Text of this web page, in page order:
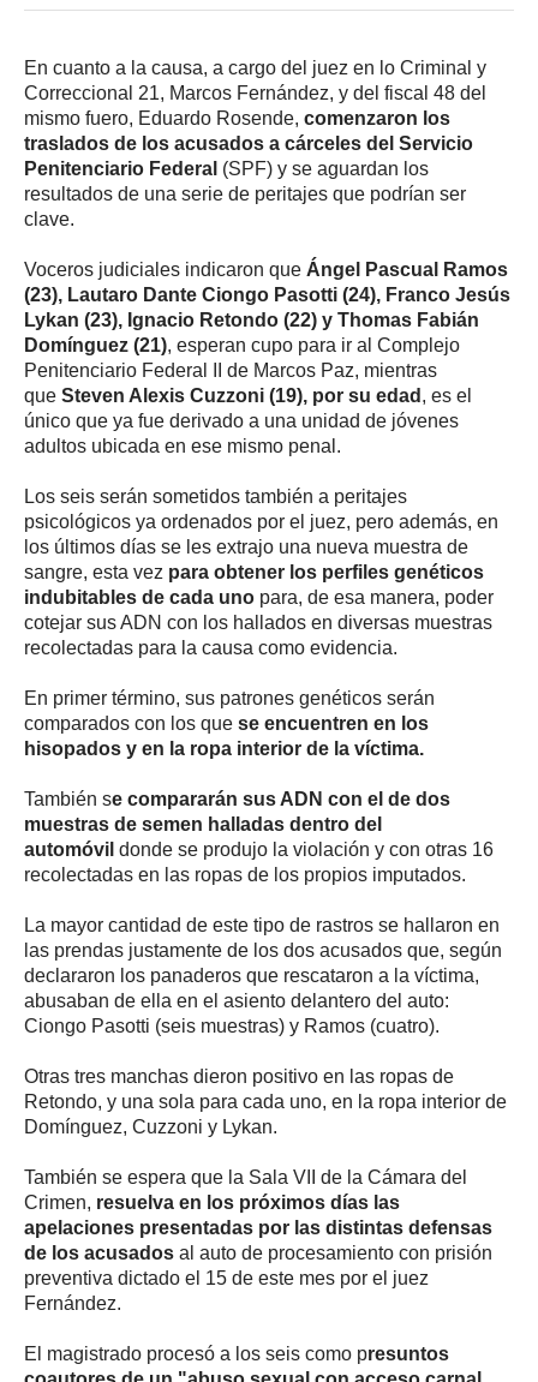
En cuanto a la causa, a cargo del juez en lo Criminal y
Correccional 21, Marcos Fernández, y del fiscal 48 del
mismo fuero, Eduardo Rosende, comenzaron los
traslados de los acusados a cárceles del Servicio
Penitenciario Federal (SPF) y se aguardan los
resultados de una serie de peritajes que podrían ser
clave.
Voceros judiciales indicaron que Ángel Pascual Ramos
(23), Lautaro Dante Ciongo Pasotti (24), Franco Jesús
Lykan (23), Ignacio Retondo (22) y Thomas Fabián
Domínguez (21), esperan cupo para ir al Complejo
Penitenciario Federal II de Marcos Paz, mientras
que Steven Alexis Cuzzoni (19), por su edad , es el
único que ya fue derivado a una unidad de jóvenes
adultos ubicada en ese mismo penal.
Los seis serán sometidos también a peritajes
psicológicos ya ordenados por el juez, pero además, en
los últimos días se les extrajo una nueva muestra de
sangre, esta vez para obtener los perfiles genéticos
indubitables de cada uno para, de esa manera, poder
cotejar sus ADN con los hallados en diversas muestras
recolectadas para la causa como evidencia.
En primer término, sus patrones genéticos serán
comparados con los que se encuentren en los
hisopados y en la ropa interior de la víctima.
También se compararán sus ADN con el de dos
muestras de semen halladas dentro del
automóvil donde se produjo la violación y con otras 16
recolectadas en las ropas de los propios imputados.
La mayor cantidad de este tipo de rastros se hallaron en
las prendas justamente de los dos acusados que, según
declararon los panaderos que rescataron a la víctima,
abusaban de ella en el asiento delantero del auto:
Ciongo Pasotti (seis muestras) y Ramos (cuatro).
Otras tres manchas dieron positivo en las ropas de
Retondo, y una sola para cada uno, en la ropa interior de
Domínguez, Cuzzoni y Lykan.
También se espera que la Sala VII de la Cámara del
Crimen, resuelva en los próximos días las
apelaciones presentadas por las distintas defensas
de los acusados al auto de procesamiento con prisión
preventiva dictado el 15 de este mes por el juez
Fernández.
El magistrado procesó a los seis como presuntos